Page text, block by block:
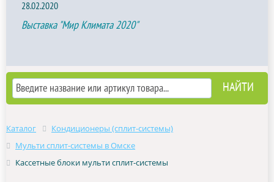
28.02.2020
Выставка "Мир Климата 2020"
Каталог
Кондиционеры (сплит-системы)
Мульти сплит-системы в Омске
Кассетные блоки мульти сплит-системы